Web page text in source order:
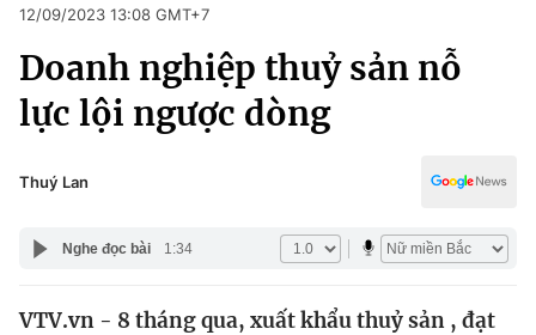
Chuyên mục
Chính trị
Pháp luật
Pháp luật
Kinh tế
Thể thao
Truyền hình
Y tế
Công nghệ
12/09/2023 13:08 GMT+7
Doanh nghiệp thuỷ sản nỗ
lực lội ngược dòng
Thuý Lan
Nghe đọc bài 1:34
VTV.vn - 8 tháng qua, xuất khẩu thuỷ sản , đạt